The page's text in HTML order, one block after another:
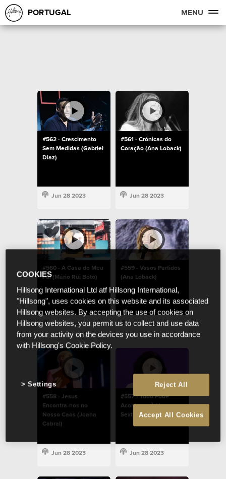
PORTUGAL MENU
#562 - Crescimento
Sem Medidas (Gabriel
Diaz)
Jun 28 2023
#561 - Crónicas do
Coração (Ana Loback)
Jun 28 2023
#560 - A Casa do Meu
Pai (Mário Rui Boto)
Jun 28 2023
#559 - Vasos Partidos
(Ana Loback)
Jun 28 2023
#558 - Jesus
Encontra-nos no
Nosso Caos (Joana
Cabral)
Jun 28 2023
#557 - Tudo Pode
Acontecer À Hora
Sexta (Amélia Boto)
Jun 28 2023
COOKIES
Hillsong International Ltd atf Hillsong International,
"Hillsong", uses cookies on this website and its associated
Hillsong websites. By accepting the use of cookies on
Hillsong websites, you permit us to collect and use data
from your activity on the devices you use in accordance
with Hillsong's Cookie Policy.
Reject All
Accept All Cookies
Settings